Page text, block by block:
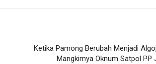
Ketika Pamong Berubah Menjadi
Mangkirnya Oknum Satpol PP